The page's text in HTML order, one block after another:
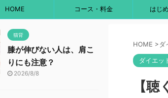
HOME コース・料金 はじ
HOME >ダ
ダイエッ
【
猫背
膝が伸びない人は、肩こ
りにも注意？
2026/8/8